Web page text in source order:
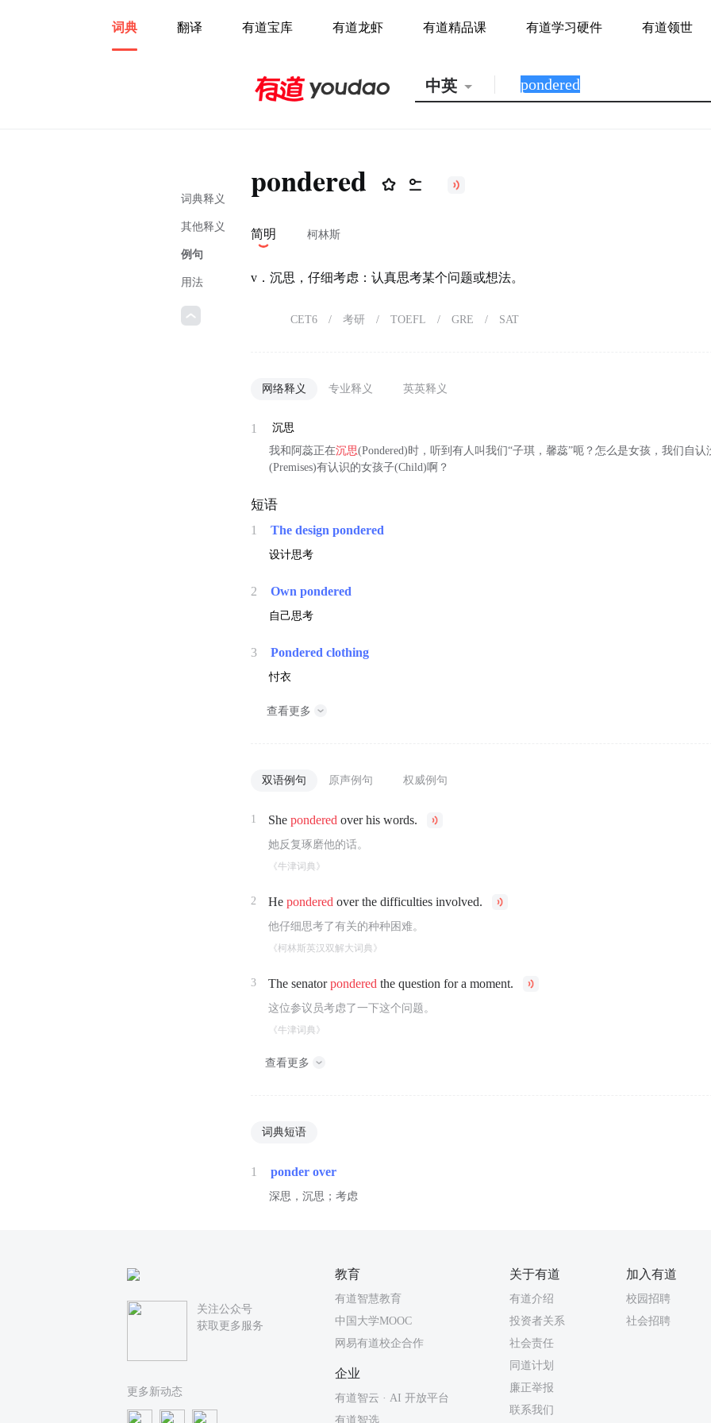
词典 翻译 有道宝库 有道龙虾 有道精品课 有道学习硬件 有道领世
中英
词典释义
其他释义
例句
用法
pondered
简明 柯林斯
v．沉思，仔细考虑：认真思考某个问题或想法。
CET6 / 考研 / TOEFL / GRE / SAT
网络释义 专业释义 英英释义
1
沉思
我和阿蕊正在沉思(Pondered)时，听到有人叫我们“子琪，馨蕊”呃？怎么是女孩，我们自
(Premises)有认识的女孩子(Child)啊？
短语
1 The design pondered
设计思考
2 Own pondered
自己思考
3 Pondered clothing
忖衣
查看更多
双语例句 原声例句 权威例句
1 Shepondered over his words.
她反复琢磨他的话。
《牛津词典》
2 Hepondered over the difficulties involved.
他仔细思考了有关的种种困难。
《柯林斯英汉双解大词典》
3 The senatorpondered the question for a moment.
这位参议员考虑了一下这个问题。
《牛津词典》
查看更多
词典短语
1 ponder over
深思，沉思；考虑
关注公众号
获取更多服务
更多新动态
教育
有道智慧教育
中国大学MOOC
网易有道校企合作
关于有道
有道介绍
投资者关系
社会责任
同道计划
廉正举报
联系我们
加入有道
校园招聘
社会招聘
企业
有道智云 · AI 开放平台
有道智选